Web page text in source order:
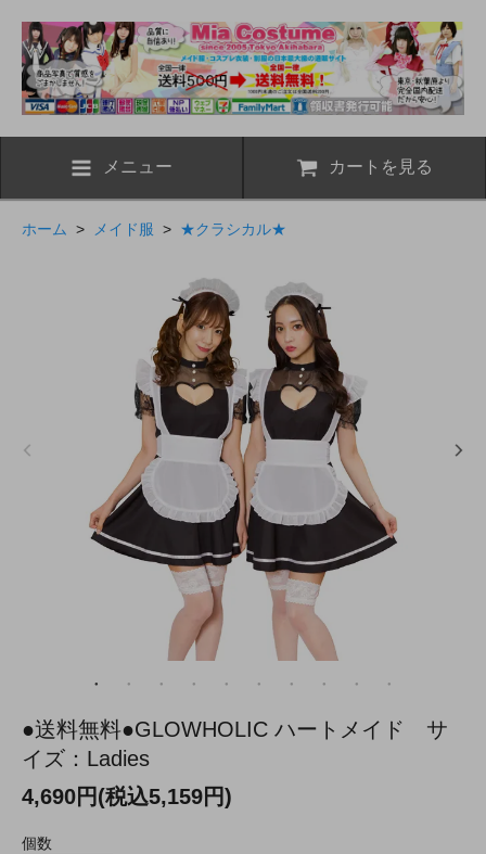
メニュー カートを見る
ホーム > メイド服 > ★クラシカル★
●送料無料●GLOWHOLIC ハートメイド サ
イズ：Ladies
4,690円(税込5,159円)
個数